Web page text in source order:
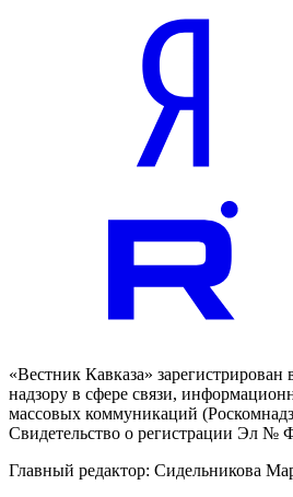
«Вестник Кавказа»
надзору в сфере связи,
массовых коммуникаций
Свидетельство о регистрации Эл №
Главный редактор: Сидельникова